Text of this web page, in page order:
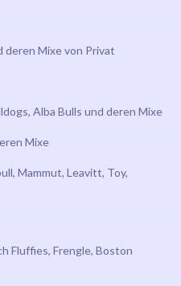
deren Mixe von Privat
Alba Bulls und deren Mixe
Mixe
Mammut, Leavitt, Toy,
Fluffies, Frengle, Boston